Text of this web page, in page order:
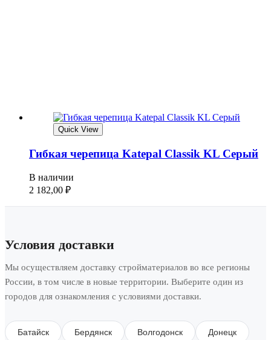
Quick View
Гибкая черепица Katepal Classik KL Серый
В наличии
2 182,00 ₽
Условия доставки
Мы осуществляем доставку стройматериалов во все регионы
России, в том числе в новые территории. Выберите один из
городов для ознакомления с условиями доставки.
Батайск Бердянск Волгодонск Донецк